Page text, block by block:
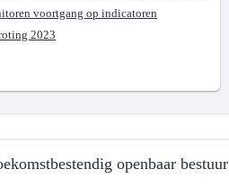
voortgang op indicatoren
2023
openbaar bestuur